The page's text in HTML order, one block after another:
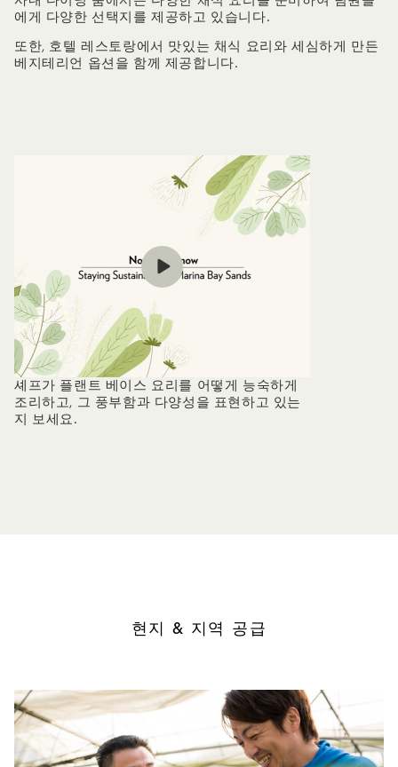
에게 다양한 선택지를 제공하고 있습니다.
또한, 호텔 레스토랑에서 맛있는 채식 요리와 세심하게 만든
베지테리언 옵션을 함께 제공합니다.
셰프가 플랜트 베이스 요리를 어떻게 능숙하게
조리하고, 그 풍부함과 다양성을 표현하고 있는
지 보세요.
현지 & 지역 공급